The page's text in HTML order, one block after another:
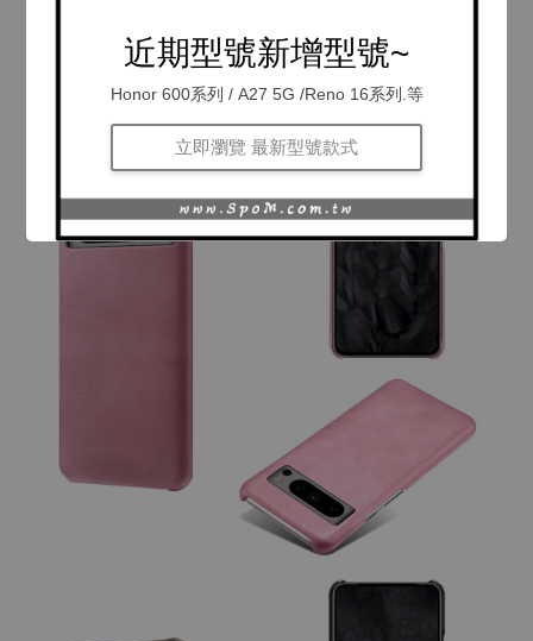
近期型號新增型號~
Honor 600系列 / A27 5G /Reno 16系列.等
立即瀏覽 最新型號款式